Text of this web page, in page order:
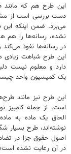
این طرح هم که
دست بررسی است از
می‌برد. ضمن اینکه این
نشده، رسانه‌ها را
در رسانه‌ها نفوذ
این طرح شباهت زیادی
دارد و معلوم نیست
یک کمیسیون واحد
این طرح نیز مانند
است. از جمله کامبیز
نوشته‌اند، طرح بسیار
اصول حقوق جزا در
در آن رعایت نشده